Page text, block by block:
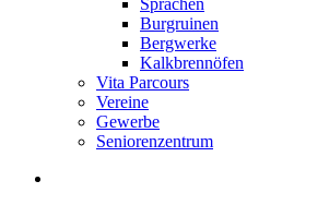
Sprachen
Burgruinen
Bergwerke
Kalkbrennöfen
Vita Parcours
Vereine
Gewerbe
Seniorenzentrum